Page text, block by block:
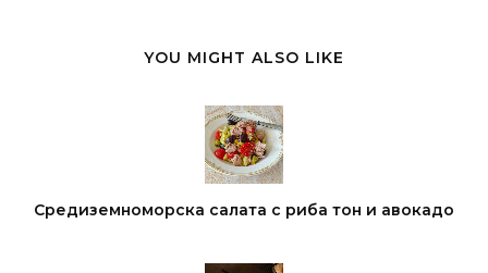
YOU MIGHT ALSO LIKE
Средиземноморска салата с риба тон и авокадо